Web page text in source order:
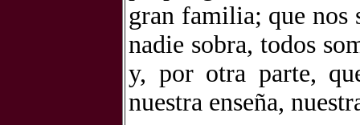
gran familia; que nos
nadie sobra, todos
y, por otra parte,
nuestra enseña,